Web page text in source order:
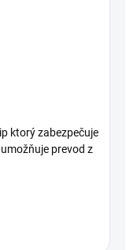
ktorý zabezpečuje
prevod z